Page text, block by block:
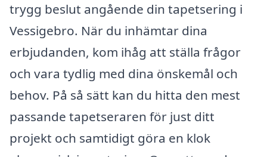
trygg beslut angående din tapetsering i
Vessigebro. När du inhämtar dina
erbjudanden, kom ihåg att ställa frågor
och vara tydlig med dina önskemål och
behov. På så sätt kan du hitta den mest
passande tapetseraren för just ditt
projekt och samtidigt göra en klok